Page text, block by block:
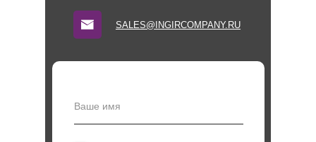
SALES@INGIRCOMPANY.RU